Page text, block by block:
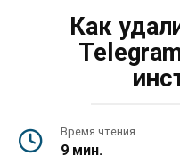
Как
Время чтения
9 мин.